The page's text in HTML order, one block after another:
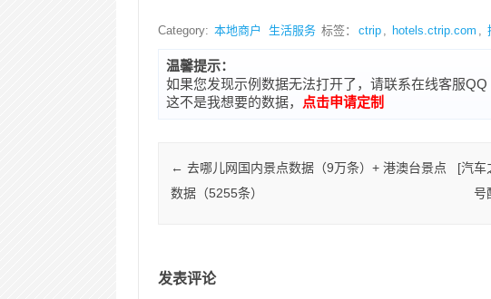
Category: 本地商户 生活服务 标签： ctrip , hotels.ctrip.com ,
温馨提示：
如果您发现示例数据无法打开了，请联系在线客服QQ
这不是我想要的数据，
点击申请定制
Post navigation
← 去哪儿网国内景点数据（9万条）+ 港澳台景点
数据（5255条）
[汽车
号
发表评论